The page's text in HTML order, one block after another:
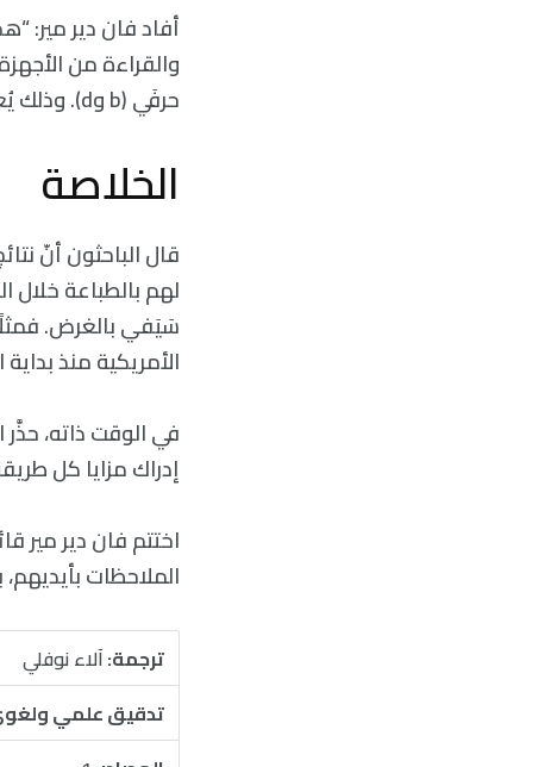
أفاد فان دير مير:
والقراءة من
حرفَي (b وd). وذلك يُعزى لكونهم لم يجربوا فعليًا كتابة هذه الحروف بأيديهم”.
الخلاصة
قال الباحثون أنّ
لهم بالطباعة
سَيَفي بالغرض.
الأمريكية منذ بداية
في الوقت ذاته، حذَّر
إدراك مزايا كل
اختتم فان دير مير
الملاحظات
ترجمة:آلاء نوفلي
تدقيق علمي